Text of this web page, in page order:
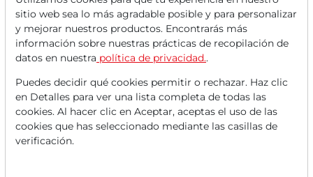
sitio web sea lo más agradable posible y para personalizar
y mejorar nuestros productos. Encontrarás más
información sobre nuestras prácticas de recopilación de
datos en nuestra política de privacidad..
Puedes decidir qué cookies permitir o rechazar. Haz clic
en Detalles para ver una lista completa de todas las
cookies. Al hacer clic en Aceptar, aceptas el uso de las
cookies que has seleccionado mediante las casillas de
verificación.